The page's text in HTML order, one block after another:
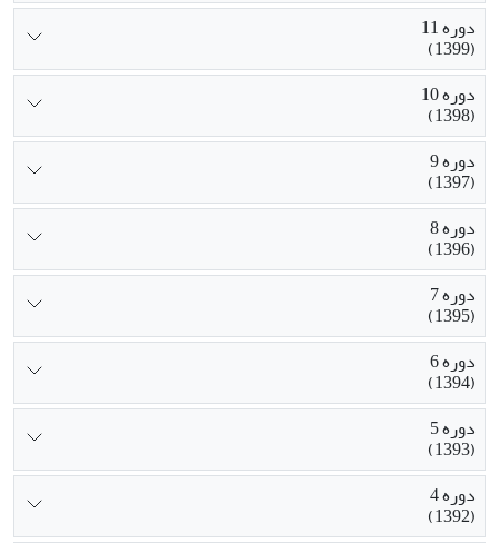
دوره 11
(1399)
دوره 10
(1398)
دوره 9
(1397)
دوره 8
(1396)
دوره 7
(1395)
دوره 6
(1394)
دوره 5
(1393)
دوره 4
(1392)